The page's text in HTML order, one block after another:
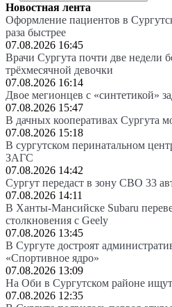
Новостная лента
Оформление пациентов в
раза быстрее
07.08.2026 16:45
Врачи Сургута почти две недели
трёхмесячной девочки
07.08.2026 16:14
Двое мегионцев с «синтетикой»
07.08.2026 15:47
В дачных кооперативах Сургута
07.08.2026 15:18
В сургутском перинатальном
ЗАГС
07.08.2026 14:42
Сургут передаст в зону СВО 33
07.08.2026 14:11
В Ханты-Мансийске Subaru
столкновения с Geely
07.08.2026 13:45
В Сургуте достроят
«Спортивное ядро»
07.08.2026 13:09
На Оби в Сургутском районе
07.08.2026 12:35